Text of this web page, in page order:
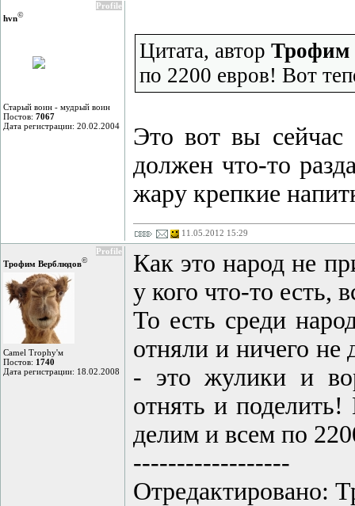
Profile
hvn©
Старый воин - мудрый воин
Постов: 7067
Дата регистрации: 20.02.2004
Цитата, автор Трофим
по 2200 евров! Вот
Это вот вы сейчас
должен что-то
жару крепкие
11.05.2012 15:29
Profile
Трофим Верблюдов©
Camel Trophy'м
Постов: 1740
Дата регистрации: 18.02.2008
Как это народ не
у кого что-то есть,
То есть среди
отняли и ничего не
- это жулики и
отнять и
делим и всем по
------------------
Отредактировано: